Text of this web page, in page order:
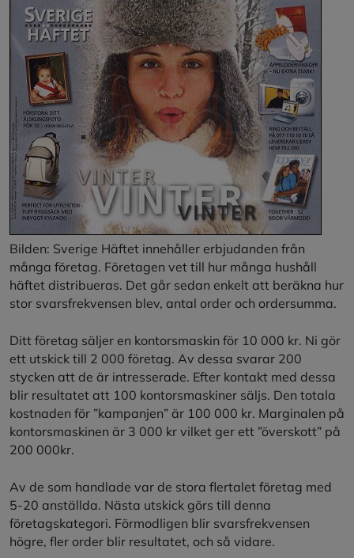
Bilden: Sverige Häftet innehåller erbjudanden från
många företag. Företagen vet till hur många hushåll
häftet distribueras. Det går sedan enkelt att beräkna hur
stor svarsfrekvensen blev, antal order och ordersumma.
Ditt företag säljer en kontorsmaskin för 10 000 kr. Ni gör
ett utskick till 2 000 företag. Av dessa svarar 200
stycken att de är intresserade. Efter kontakt med dessa
blir resultatet att 100 kontorsmaskiner säljs. Den totala
kostnaden för ”kampanjen” är 100 000 kr. Marginalen på
kontorsmaskinen är 3 000 kr vilket ger ett ”överskott” på
200 000kr.
Av de som handlade var de stora flertalet företag med
5-20 anställda. Nästa utskick görs till denna
företagskategori. Förmodligen blir svarsfrekvensen
högre, fler order blir resultatet, och så vidare.